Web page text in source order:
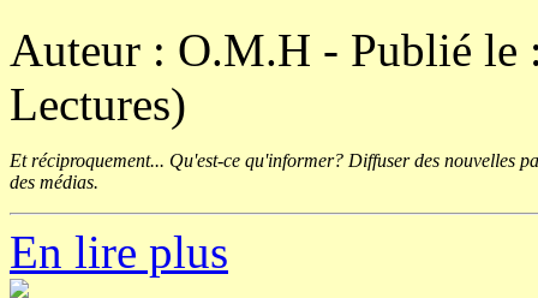
Auteur : O.M.H - Publié le
Lectures)
Et réciproquement... Qu'est-ce qu'informer? Diffuser des nouvelles
des médias.
En lire plus